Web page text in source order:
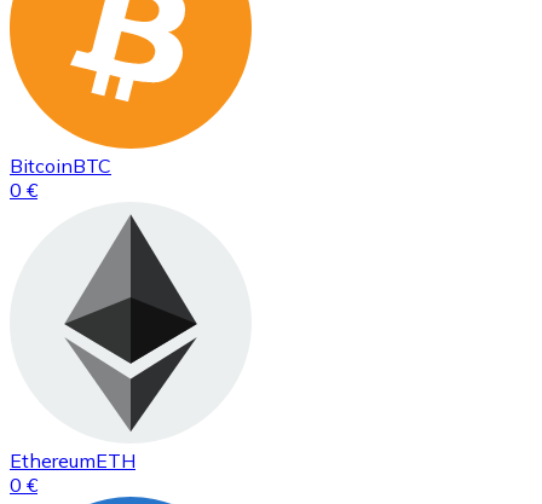
BitcoinBTC
0 €
EthereumETH
0 €